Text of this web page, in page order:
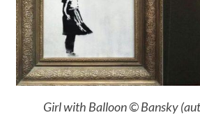
Girl with Balloon © Bansky